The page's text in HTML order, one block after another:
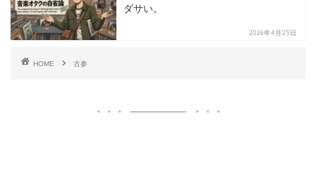
ダサい。
2026年4月25日
HOME 古参